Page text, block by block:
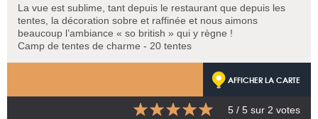
La vue est sublime, tant depuis le restaurant que depuis les
tentes, la décoration sobre et raffinée et nous aimons
beaucoup l’ambiance « so british » qui y règne !
Camp de tentes de charme - 20 tentes
AFFICHER LA CARTE
5 / 5 sur 2 votes